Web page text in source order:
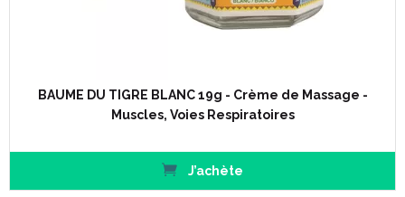
BAUME DU TIGRE BLANC 19g - Crème de Massage -
Muscles, Voies Respiratoires
J’achète